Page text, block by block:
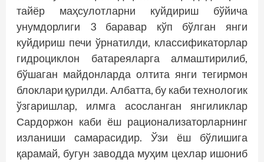
тайёр маҳсулотларни куйдириш бўйича
унумдорлиги 3 баравар кўп бўлган янги
куйдириш печи ўрнатилди, классификаторлар
гидроциклон батареяларга алмаштирилиб,
бўшаган майдонларда олтита янги тегирмон
блоклари қурилди. Албатта, бу каби технологик
ўзгариш­лар, илмга асосланган янгиликлар
Сардоржон каби ёш рационализаторларнинг
изланиши самарасидир. Ўзи ёш бўлишига
қарамай, бугун заводда муҳим цехлар ишониб